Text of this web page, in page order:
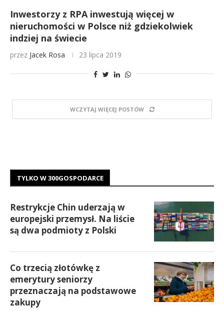
Inwestorzy z RPA inwestują więcej w
nieruchomości w Polsce niż gdziekolwiek
indziej na świecie
przez Jacek Rosa 23 lipca 2019
WCZYTAJ WIĘCEJ POSTÓW
TYLKO W 300GOSPODARCE
Restrykcje Chin uderzają w
europejski przemysł. Na liście
są dwa podmioty z Polski
Co trzecią złotówkę z
emerytury seniorzy
przeznaczają na podstawowe
zakupy